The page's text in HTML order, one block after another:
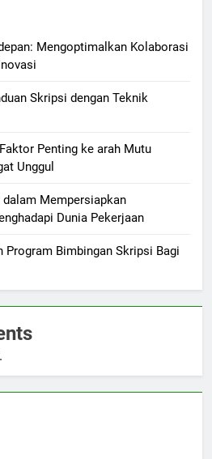
Mengoptimalkan Kolaborasi
Skripsi dengan Teknik
Penting ke arah Mutu
Unggul
dalam Mempersiapkan
Dunia Pekerjaan
Program Bimbingan Skripsi Bagi